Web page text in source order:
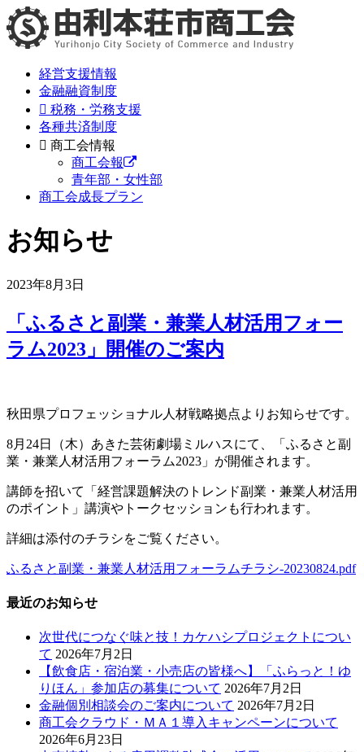
経営支援情報
金融融資制度
税務・労務支援
各種共済制度
商工会情報
商工会報
青年部・女性部
商工会成長プラン
お知らせ
2023年8月3日
「ふるさと副業・兼業人材活用フォー
ラム2023」開催のご案内
秋田県プロフェッショナル人材戦略拠点よりお知らせです。
8月24日（木）あきた芸術劇場ミルハスにて、「ふるさと副
業・兼業人材活用フォーラム2023」が開催されます。
講師を招いて「経営課題解決のトレンド副業・兼業人材活用
のポイント」講演やトークセッションも行われます。
詳細は添付のチラシをご覧ください。
ふるさと副業・兼業人材活用フォーラムチラシ-20230824.pdf
最近のお知らせ
次世代につなぐ味と技！カケハシプロジェクトについ
て 2026年7月2日
【飲食店・宿泊業・小売店の皆様へ】「ふらっと！ゆ
りほん」参加店の募集について 2026年7月2日
金融個別相談会のご案内について 2026年7月2日
商工会クラウド・ＭＡ１導入キャンペーンについて
2026年6月23日